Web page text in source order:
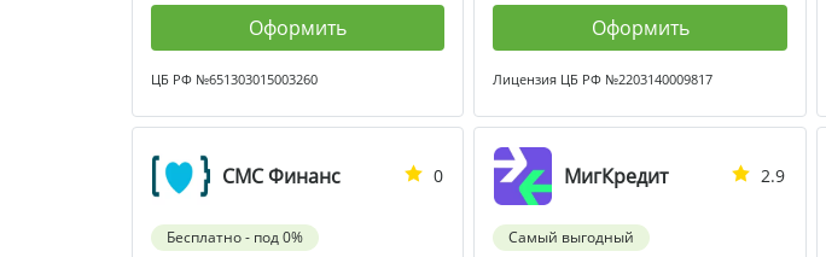
Оформить
ЦБ РФ №651303015003260
Оформить
Лицензия ЦБ РФ №2203140009817
СМС Финанс 0
Бесплатно - под 0%
МигКредит 2.9
Самый выгодный